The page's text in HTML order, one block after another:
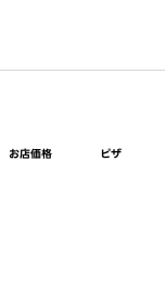
お店価格 ピザ